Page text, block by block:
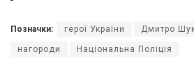
Позначки: герої України Дмитро
нагороди Національна Поліція